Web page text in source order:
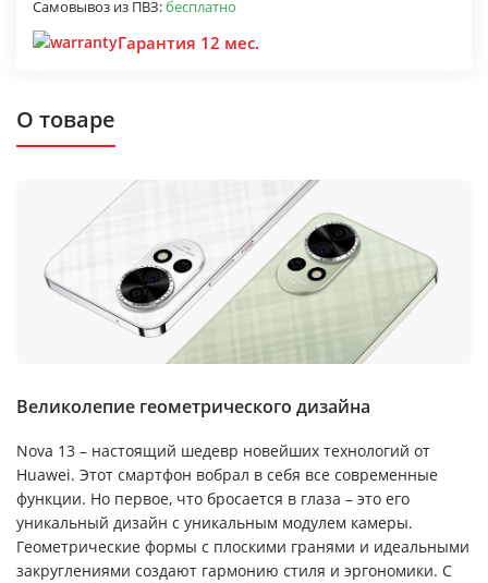
Самовывоз из ПВЗ:бесплатно
Гарантия 12 мес.
О товаре
Великолепие геометрического дизайна
Nova 13 – настоящий шедевр новейших технологий от
Huawei. Этот смартфон вобрал в себя все современные
функции. Но первое, что бросается в глаза – это его
уникальный дизайн с уникальным модулем камеры.
Геометрические формы с плоскими гранями и идеальными
закруглениями создают гармонию стиля и эргономики. С